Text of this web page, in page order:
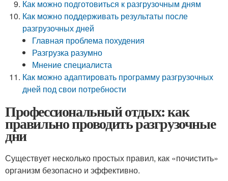
Как можно подготовиться к разгрузочным дням
Как можно поддерживать результаты после
разгрузочных дней
Главная проблема похудения
Разгрузка разумно
Мнение специалиста
Как можно адаптировать программу разгрузочных
дней под свои потребности
Профессиональный отдых: как
правильно проводить разгрузочные
дни
Существует несколько простых правил, как «почистить»
организм безопасно и эффективно.